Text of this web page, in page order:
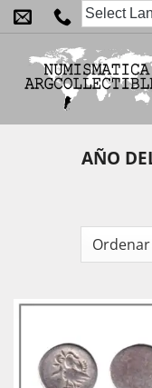
Saltar
al
contenido
AÑO